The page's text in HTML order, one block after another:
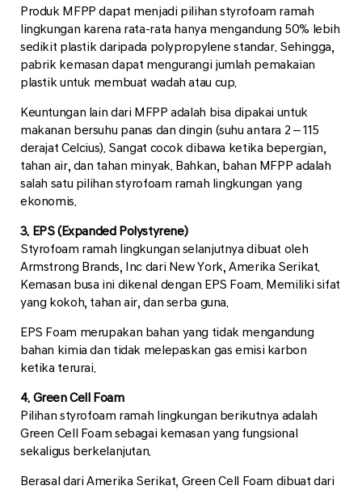
Produk MFPP dapat menjadi pilihan styrofoam ramah
lingkungan karena rata-rata hanya mengandung 50% lebih
sedikit plastik daripada polypropylene standar. Sehingga,
pabrik kemasan dapat mengurangi jumlah pemakaian
plastik untuk membuat wadah atau cup.
Keuntungan lain dari MFPP adalah bisa dipakai untuk
makanan bersuhu panas dan dingin (suhu antara 2 – 115
derajat Celcius). Sangat cocok dibawa ketika bepergian,
tahan air, dan tahan minyak. Bahkan, bahan MFPP adalah
salah satu pilihan styrofoam ramah lingkungan yang
ekonomis.
3. EPS (Expanded Polystyrene)
Styrofoam ramah lingkungan selanjutnya dibuat oleh
Armstrong Brands, Inc dari New York, Amerika Serikat.
Kemasan busa ini dikenal dengan EPS Foam. Memiliki sifat
yang kokoh, tahan air, dan serba guna.
EPS Foam merupakan bahan yang tidak mengandung
bahan kimia dan tidak melepaskan gas emisi karbon
ketika terurai.
4. Green Cell Foam
Pilihan styrofoam ramah lingkungan berikutnya adalah
Green Cell Foam sebagai kemasan yang fungsional
sekaligus berkelanjutan.
Berasal dari Amerika Serikat, Green Cell Foam dibuat dari